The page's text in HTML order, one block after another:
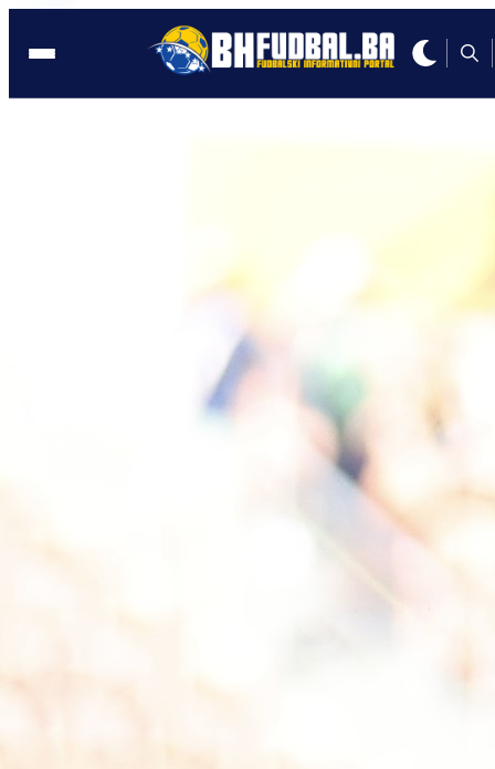
Sjajni Tabaković nastavlja da rešeta:
nova dva gola postao drugi strijelac